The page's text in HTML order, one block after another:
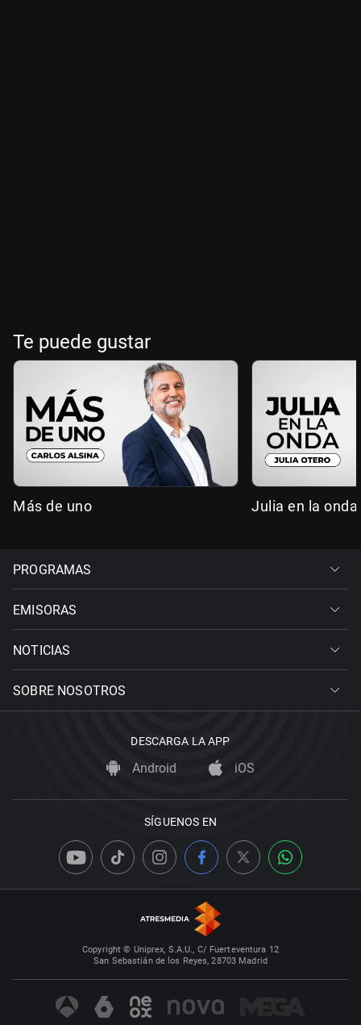
Te puede gustar
Más de uno Julia en la onda
PROGRAMAS
EMISORAS
NOTICIAS
SOBRE NOSOTROS
DESCARGA LA APP
Android iOS
SÍGUENOS EN
Copyright © Uniprex, S.A.U., C/ Fuerteventura 12
San Sebastián de los Reyes, 28703 Madrid